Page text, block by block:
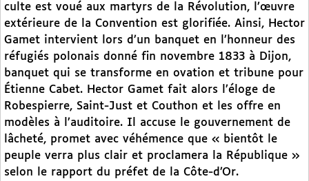
culte est voué aux martyrs de la Révolution, l’œuvre
extérieure de la Convention est glorifiée. Ainsi, Hector
Gamet intervient lors d’un banquet en l’honneur des
réfugiés polonais donné fin novembre 1833 à Dijon,
banquet qui se transforme en ovation et tribune pour
Étienne Cabet. Hector Gamet fait alors l’éloge de
Robespierre, Saint-Just et Couthon et les offre en
modèles à l’auditoire. Il accuse le gouvernement de
lâcheté, promet avec véhémence que « bientôt le
peuple verra plus clair et proclamera la République »
selon le rapport du préfet de la Côte-d’Or.